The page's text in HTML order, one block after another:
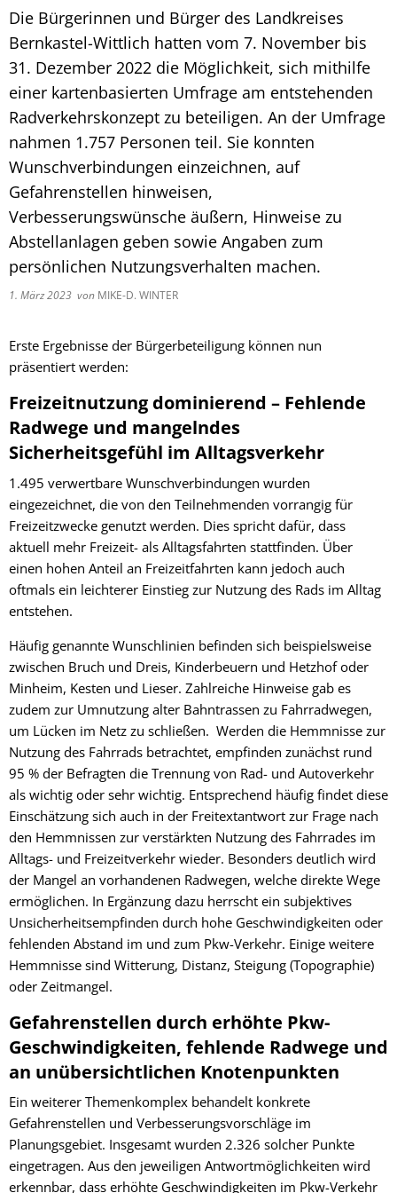
Bachelor of Arts
Vergaben
Öffentliche Bekanntmachungen
Bankverbindungen
Kreishaus & Fritz von Wille
E-Rechnungen
Kommunalwahl 2024
Radverkehr
LEADER
Über uns
Orange
Ehrenamtliche Vormundschaft
Kulturpreis des Landkreises
Die Bürgerinnen und Bürger des Landkreises
Bernkastel-Wittlich hatten vom 7. November bis
31. Dezember 2022 die Möglichkeit, sich mithilfe
einer kartenbasierten Umfrage am entstehenden
Radverkehrskonzept zu beteiligen. An der Umfrage
nahmen 1.757 Personen teil. Sie konnten
Wunschverbindungen einzeichnen, auf
Gefahrenstellen hinweisen,
Verbesserungswünsche äußern, Hinweise zu
Abstellanlagen geben sowie Angaben zum
persönlichen Nutzungsverhalten machen.
1. März 2023 von MIKE-D. WINTER
Erste Ergebnisse der Bürgerbeteiligung können nun
präsentiert werden:
Freizeitnutzung dominierend – Fehlende
Radwege und mangelndes
Sicherheitsgefühl im Alltagsverkehr
1.495 verwertbare Wunschverbindungen wurden
eingezeichnet, die von den Teilnehmenden vorrangig für
Freizeitzwecke genutzt werden. Dies spricht dafür, dass
aktuell mehr Freizeit- als Alltagsfahrten stattfinden. Über
einen hohen Anteil an Freizeitfahrten kann jedoch auch
oftmals ein leichterer Einstieg zur Nutzung des Rads im Alltag
entstehen.
Häufig genannte Wunschlinien befinden sich beispielsweise
zwischen Bruch und Dreis, Kinderbeuern und Hetzhof oder
Minheim, Kesten und Lieser. Zahlreiche Hinweise gab es
zudem zur Umnutzung alter Bahntrassen zu Fahrradwegen,
um Lücken im Netz zu schließen. Werden die Hemmnisse zur
Nutzung des Fahrrads betrachtet, empfinden zunächst rund
95 % der Befragten die Trennung von Rad- und Autoverkehr
als wichtig oder sehr wichtig. Entsprechend häufig findet diese
Einschätzung sich auch in der Freitextantwort zur Frage nach
den Hemmnissen zur verstärkten Nutzung des Fahrrades im
Alltags- und Freizeitverkehr wieder. Besonders deutlich wird
der Mangel an vorhandenen Radwegen, welche direkte Wege
ermöglichen. In Ergänzung dazu herrscht ein subjektives
Unsicherheitsempfinden durch hohe Geschwindigkeiten oder
fehlenden Abstand im und zum Pkw-Verkehr. Einige weitere
Hemmnisse sind Witterung, Distanz, Steigung (Topographie)
oder Zeitmangel.
Gefahrenstellen durch erhöhte Pkw-
Geschwindigkeiten, fehlende Radwege und
an unübersichtlichen Knotenpunkten
Ein weiterer Themenkomplex behandelt konkrete
Gefahrenstellen und Verbesserungsvorschläge im
Planungsgebiet. Insgesamt wurden 2.326 solcher Punkte
eingetragen. Aus den jeweiligen Antwortmöglichkeiten wird
erkennbar, dass erhöhte Geschwindigkeiten im Pkw-Verkehr